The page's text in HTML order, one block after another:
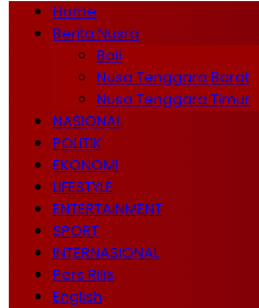
Home
Berita Nusra
Bali
Nusa Tenggara Barat
Nusa Tenggara Timur
NASIONAL
POLITIK
EKONOMI
LIFESTYLE
ENTERTAINMENT
SPORT
INTERNASIONAL
Pers Rilis
English